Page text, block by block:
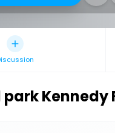
Kennedy